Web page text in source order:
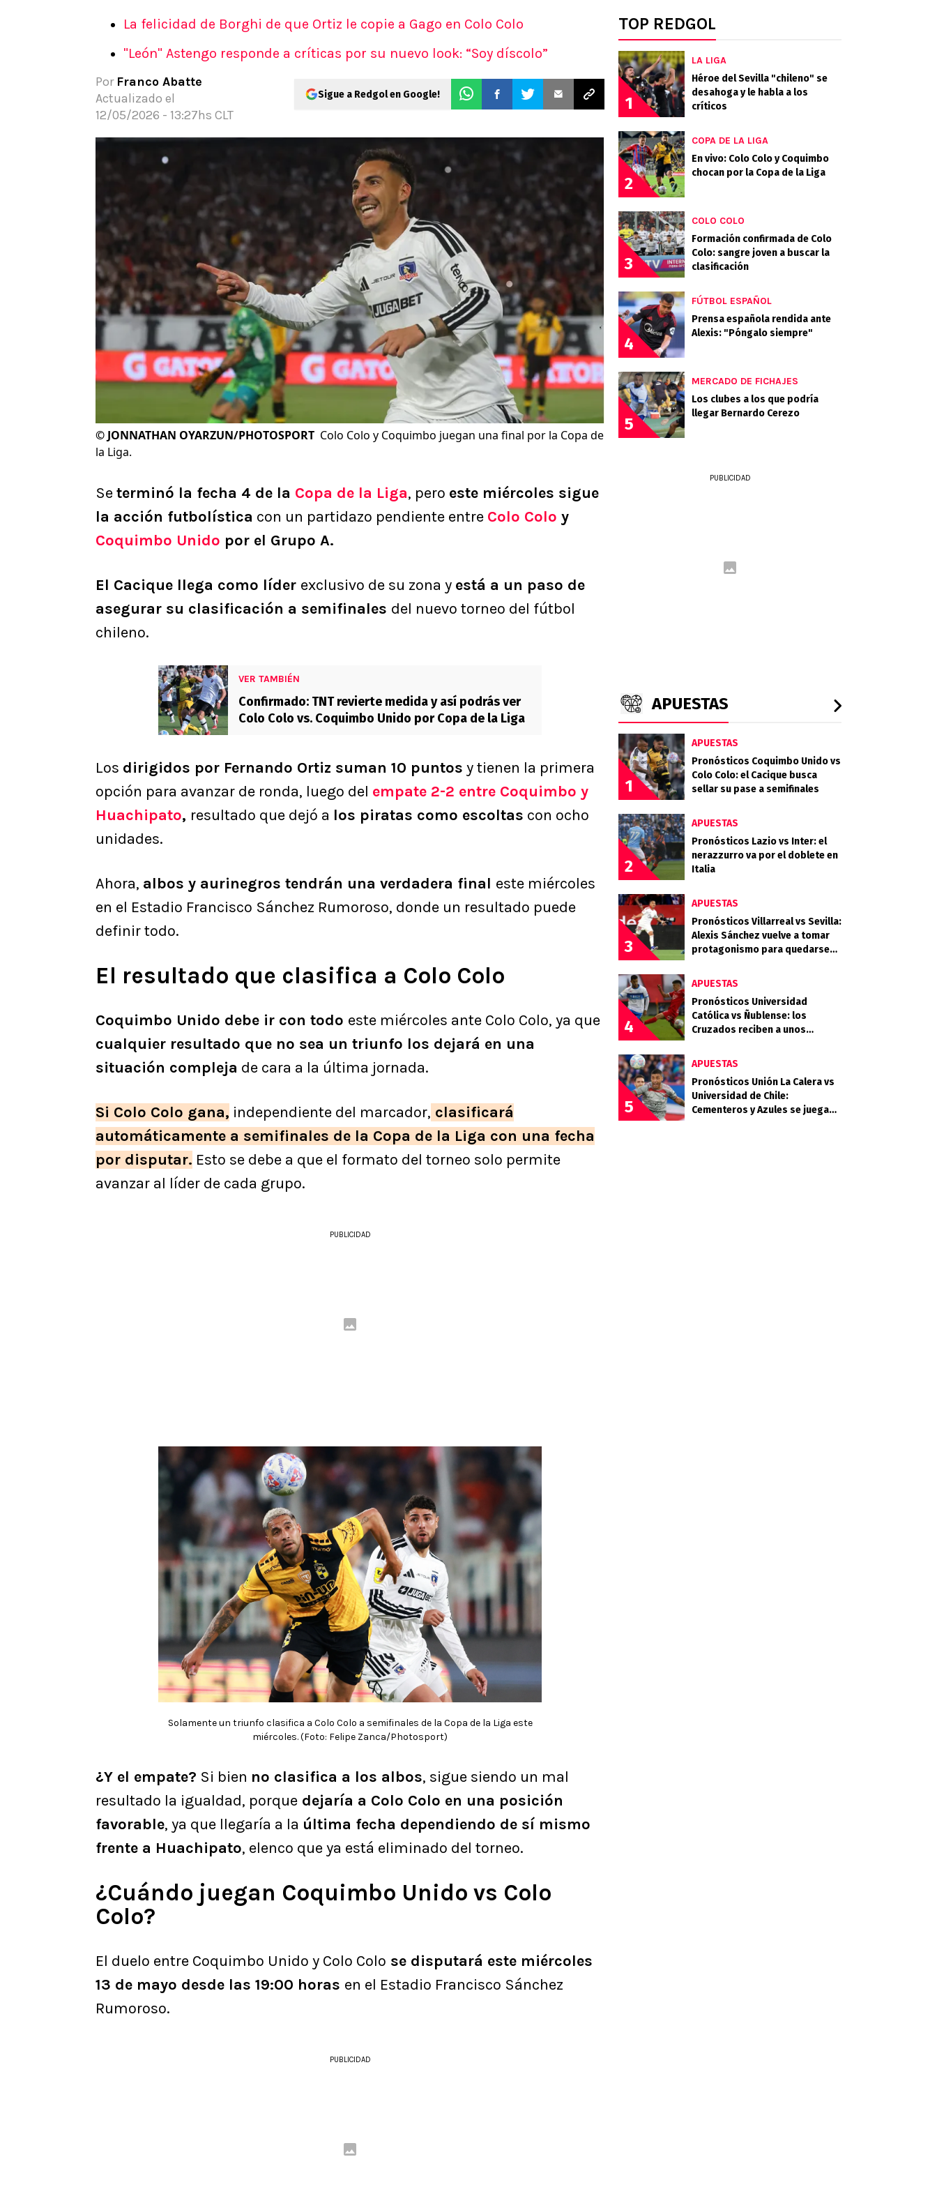
Pronósticos
Apuesta del día
La felicidad de Borghi de que Ortiz le copie a Gago en Colo Colo
"León" Astengo responde a críticas por su nuevo look: “Soy díscolo”
Por Franco Abatte
Actualizado el
12/05/2026 - 13:27hs CLT
Sigue a Redgol en Google!
© JONNATHAN OYARZUN/PHOTOSPORT Colo Colo y Coquimbo juegan una final por la Copa de
la Liga.
Seterminó la fecha 4 de la Copa de la Liga, pero este miércoles sigue
la acción futbolística con un partidazo pendiente entre Colo Colo y
Coquimbo Unido por el Grupo A.
El Cacique llega como líder exclusivo de su zona y está a un paso de
asegurar su clasificación a semifinales del nuevo torneo del fútbol
chileno.
VER TAMBIÉN
Confirmado: TNT revierte medida y así podrás ver
Colo Colo vs. Coquimbo Unido por Copa de la Liga
Los dirigidos por Fernando Ortiz suman 10 puntos y tienen la primera
opción para avanzar de ronda, luego del empate 2-2 entre Coquimbo y
Huachipato, resultado que dejó a los piratas como escoltas con ocho
unidades.
Ahora, albos y aurinegros tendrán una verdadera final este miércoles
en el Estadio Francisco Sánchez Rumoroso, donde un resultado puede
definir todo.
El resultado que clasifica a Colo Colo
Coquimbo Unido debe ir con todo este miércoles ante Colo Colo, ya que
cualquier resultado que no sea un triunfo los dejará en una
situación compleja de cara a la última jornada.
Si Colo Colo gana, independiente del marcador, clasificará
automáticamente a semifinales de la Copa de la Liga con una fecha
por disputar. Esto se debe a que el formato del torneo solo permite
avanzar al líder de cada grupo.
PUBLICIDAD
Solamente un triunfo clasifica a Colo Colo a semifinales de la Copa de la Liga este
miércoles. (Foto: Felipe Zanca/Photosport)
¿Y el empate? Si bien no clasifica a los albos, sigue siendo un mal
resultado la igualdad, porque dejaría a Colo Colo en una posición
favorable, ya que llegaría a la última fecha dependiendo de sí mismo
frente a Huachipato, elenco que ya está eliminado del torneo.
¿Cuándo juegan Coquimbo Unido vs Colo
Colo?
El duelo entre Coquimbo Unido y Colo Colo se disputará este miércoles
13 de mayo desde las 19:00 horas en el Estadio Francisco Sánchez
Rumoroso.
PUBLICIDAD
TOP REDGOL
1
LA LIGA
Héroe del Sevilla "chileno" se
desahoga y le habla a los
críticos
2
COPA DE LA LIGA
En vivo: Colo Colo y Coquimbo
chocan por la Copa de la Liga
3
COLO COLO
Formación confirmada de Colo
Colo: sangre joven a buscar la
clasificación
4
FÚTBOL ESPAÑOL
Prensa española rendida ante
Alexis: "Póngalo siempre"
5
MERCADO DE FICHAJES
Los clubes a los que podría
llegar Bernardo Cerezo
PUBLICIDAD
APUESTAS
1
APUESTAS
Pronósticos Coquimbo Unido vs
Colo Colo: el Cacique busca
sellar su pase a semifinales
2
APUESTAS
Pronósticos Lazio vs Inter: el
nerazzurro va por el doblete en
Italia
3
APUESTAS
Pronósticos Villarreal vs Sevilla:
Alexis Sánchez vuelve a tomar
protagonismo para quedarse
4
APUESTAS
Pronósticos Universidad
Católica vs Ñublense: los
Cruzados reciben a unos
clasificar
5
APUESTAS
Pronósticos Unión La Calera vs
Universidad de Chile:
Cementeros y Azules se juegan